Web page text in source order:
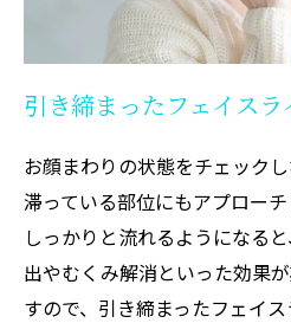
引き締まったフェイスラ
お顔まわりの状態をチェック
滞っている部位にもアプロー
しっかりと流れるようになる
出やむくみ解消といった効果
すので、引き締まったフェイ